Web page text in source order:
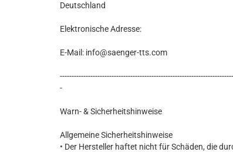
Deutschland
Elektronische Adresse:
E-Mail: info@saenger-tts.com
-
Warn- & Sicherheitshinweise
Allgemeine Sicherheitshinweise
• Der Hersteller haftet nicht für Schäden, die